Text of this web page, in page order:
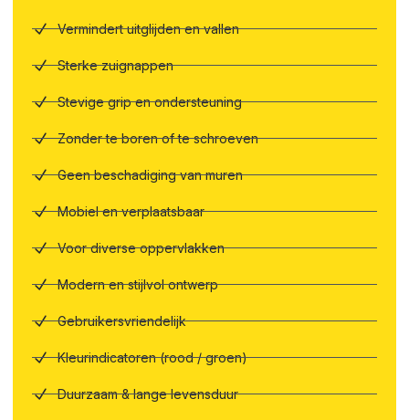
Vermindert uitglijden en vallen
Sterke zuignappen
Stevige grip en ondersteuning
Zonder te boren of te schroeven
Geen beschadiging van muren
Mobiel en verplaatsbaar
Voor diverse oppervlakken
Modern en stijlvol ontwerp
Gebruikersvriendelijk
Kleurindicatoren (rood / groen)
Duurzaam & lange levensduur